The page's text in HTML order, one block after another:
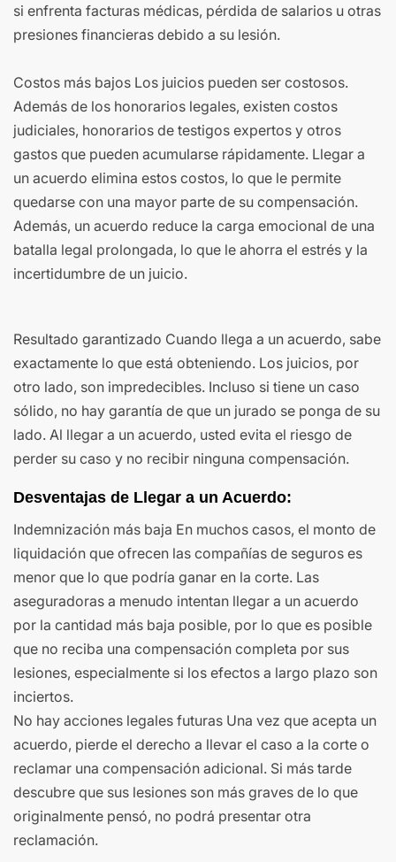
si enfrenta facturas médicas, pérdida de salarios u otras
presiones financieras debido a su lesión.
Costos más bajos Los juicios pueden ser costosos.
Además de los honorarios legales, existen costos
judiciales, honorarios de testigos expertos y otros
gastos que pueden acumularse rápidamente. Llegar a
un acuerdo elimina estos costos, lo que le permite
quedarse con una mayor parte de su compensación.
Además, un acuerdo reduce la carga emocional de una
batalla legal prolongada, lo que le ahorra el estrés y la
incertidumbre de un juicio.
Resultado garantizado Cuando llega a un acuerdo, sabe
exactamente lo que está obteniendo. Los juicios, por
otro lado, son impredecibles. Incluso si tiene un caso
sólido, no hay garantía de que un jurado se ponga de su
lado. Al llegar a un acuerdo, usted evita el riesgo de
perder su caso y no recibir ninguna compensación.
Desventajas de Llegar a un Acuerdo:
Indemnización más baja En muchos casos, el monto de
liquidación que ofrecen las compañías de seguros es
menor que lo que podría ganar en la corte. Las
aseguradoras a menudo intentan llegar a un acuerdo
por la cantidad más baja posible, por lo que es posible
que no reciba una compensación completa por sus
lesiones, especialmente si los efectos a largo plazo son
inciertos.
No hay acciones legales futuras Una vez que acepta un
acuerdo, pierde el derecho a llevar el caso a la corte o
reclamar una compensación adicional. Si más tarde
descubre que sus lesiones son más graves de lo que
originalmente pensó, no podrá presentar otra
reclamación.